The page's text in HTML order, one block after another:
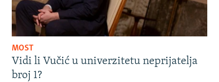
MOST
Vidi li Vučić u univerzitetu neprijatelja
broj 1?